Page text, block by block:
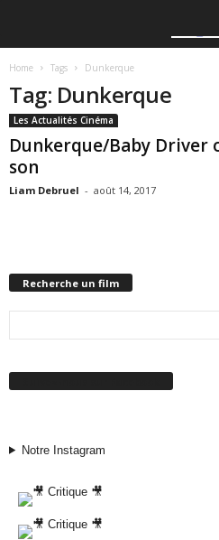
Home Tags Dunkerque
Tag: Dunkerque
Les Actualités Cinéma
Dunkerque/Baby Driver
son
Liam Debruel - août 14, 2017
Recherche un film
Notre Instagram